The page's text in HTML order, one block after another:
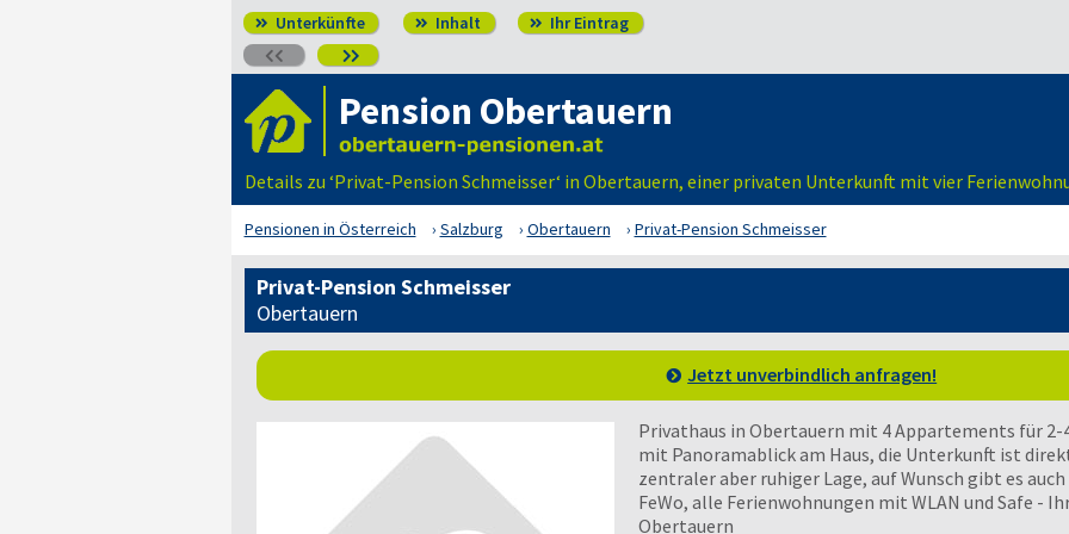
 Unterkünfte  Inhalt  Ihr Eintrag
 
Pension Obertauern
Details zu ‘Privat-Pension Schmeisser‘ in Obertauern, einer privaten Unterkunft mit vier
Pensionen in Österreich Salzburg Obertauern Privat-Pension Schmeisser
Privat-Pension Schmeisser
Obertauern
Jetzt unverbindlich anfragen!
Privathaus in Obertauern mit 4 Appartements für
mit Panoramablick am Haus, die Unterkunft ist
zentraler aber ruhiger Lage, auf Wunsch gibt es
FeWo, alle Ferienwohnungen mit WLAN und Safe -
Obertauern